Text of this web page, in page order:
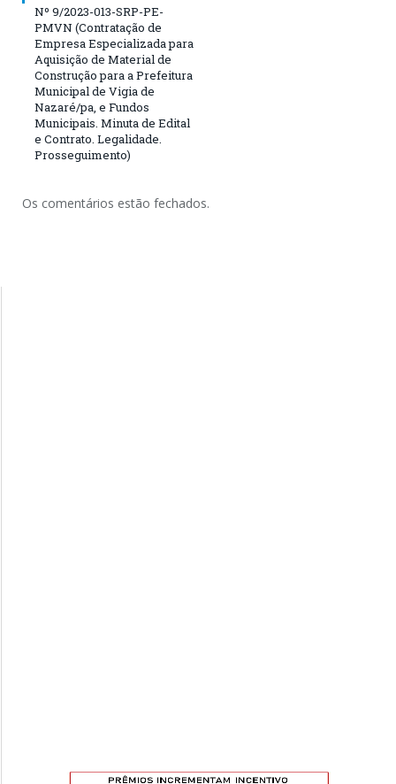
Nº 9/2023-013-SRP-PE-
PMVN (Contratação de
Empresa Especializada para
Aquisição de Material de
Construção para a Prefeitura
Municipal de Vigia de
Nazaré/pa, e Fundos
Municipais. Minuta de Edital
e Contrato. Legalidade.
Prosseguimento)
Os comentários estão fechados.